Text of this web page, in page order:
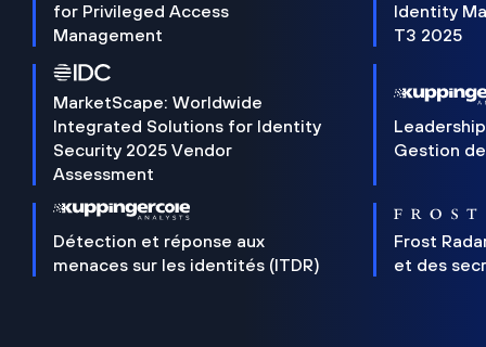
for Privileged Access
Management
Identity
T3 2025
MarketScape: Worldwide
Integrated Solutions for Identity
Security 2025 Vendor
Assessment
Gestion
Détection et réponse aux
menaces sur les identités (ITDR)
Frost
et des